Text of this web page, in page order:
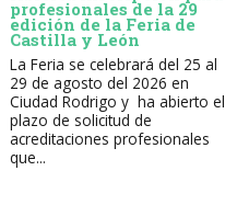
profesionales de la 29
edición de la Feria de
Castilla y León
La Feria se celebrará del 25 al
29 de agosto del 2026 en
Ciudad Rodrigo y ha abierto el
plazo de solicitud de
acreditaciones profesionales
que...